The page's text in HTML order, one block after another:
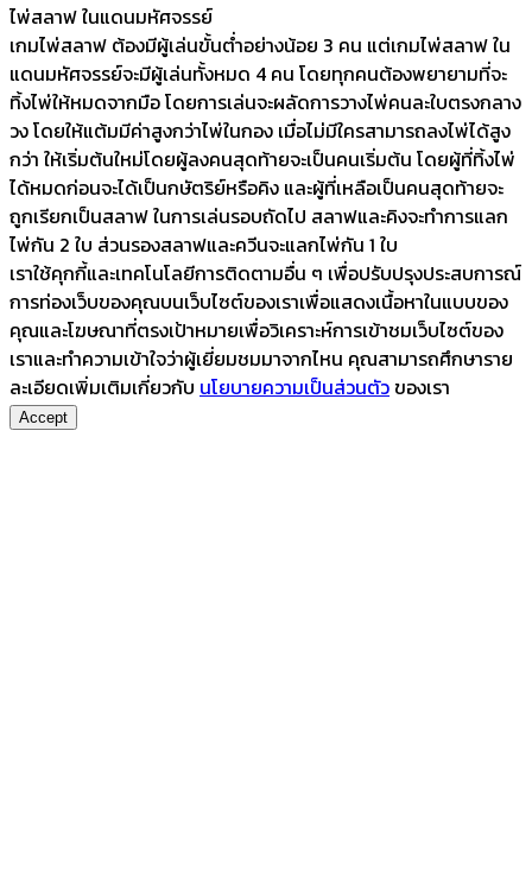
ไพ่สลาฟ ในแดนมหัศจรรย์
เกมไพ่สลาฟ ต้องมีผู้เล่นขั้นต่ำอย่างน้อย 3 คน แต่เกมไพ่สลาฟ ใน
แดนมหัศจรรย์จะมีผู้เล่นทั้งหมด 4 คน โดยทุกคนต้องพยายามที่จะ
ทิ้งไพ่ให้หมดจากมือ โดยการเล่นจะผลัดการวางไพ่คนละใบตรงกลาง
วง โดยให้แต้มมีค่าสูงกว่าไพ่ในกอง เมื่อไม่มีใครสามารถลงไพ่ได้สูง
กว่า ให้เริ่มต้นใหม่โดยผู้ลงคนสุดท้ายจะเป็นคนเริ่มต้น โดยผู้ที่ทิ้งไพ่
ได้หมดก่อนจะได้เป็นกษัตริย์หรือคิง และผู้ที่เหลือเป็นคนสุดท้ายจะ
ถูกเรียกเป็นสลาฟ ในการเล่นรอบถัดไป สลาฟและคิงจะทำการแลก
ไพ่กัน 2 ใบ ส่วนรองสลาฟและควีนจะแลกไพ่กัน 1 ใบ
เราใช้คุกกี้และเทคโนโลยีการติดตามอื่น ๆ เพื่อปรับปรุงประสบการณ์
การท่องเว็บของคุณบนเว็บไซต์ของเราเพื่อแสดงเนื้อหาในแบบของ
คุณและโฆษณาที่ตรงเป้าหมายเพื่อวิเคราะห์การเข้าชมเว็บไซต์ของ
เราและทำความเข้าใจว่าผู้เยี่ยมชมมาจากไหน คุณสามารถศึกษาราย
ละเอียดเพิ่มเติมเกี่ยวกับ นโยบายความเป็นส่วนตัวของเรา
Accept